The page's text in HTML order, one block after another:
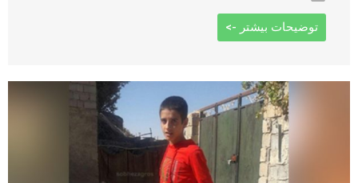
توضیحات بیشتر ->